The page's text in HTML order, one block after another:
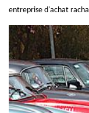
entreprise d'achat